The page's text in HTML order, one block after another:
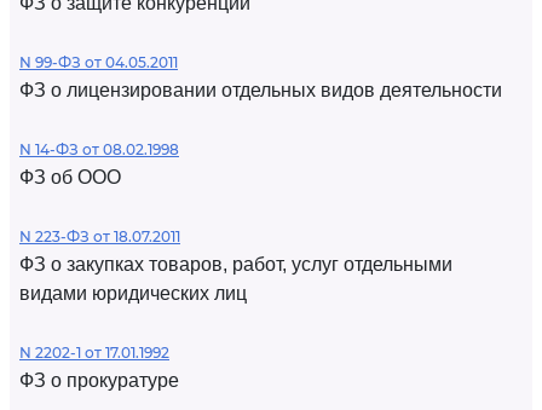
N 99-ФЗ от 04.05.2011
ФЗ о лицензировании отдельных видов деятельности
N 14-ФЗ от 08.02.1998
ФЗ об ООО
N 223-ФЗ от 18.07.2011
ФЗ о закупках товаров, работ, услуг отдельными
видами юридических лиц
N 2202-1 от 17.01.1992
ФЗ о прокуратуре